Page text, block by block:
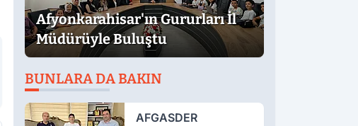
Afyonkarahisar'ın Gururları İl
Müdürüyle Buluştu
BUNLARA DA BAKIN
AFGASDER